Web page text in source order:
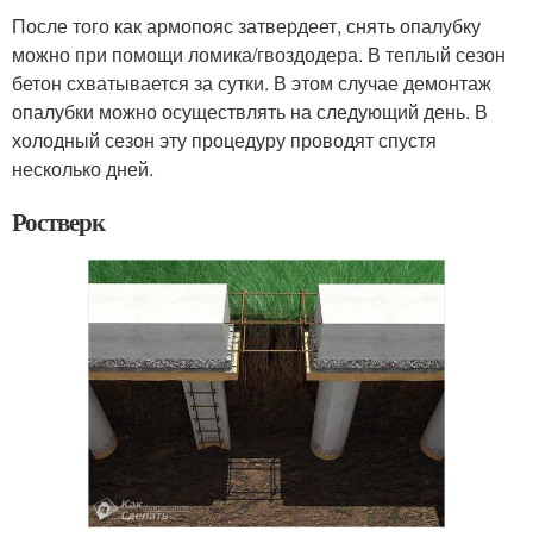
После того как армопояс затвердеет, снять опалубку
можно при помощи ломика/гвоздодера. В теплый сезон
бетон схватывается за сутки. В этом случае демонтаж
опалубки можно осуществлять на следующий день. В
холодный сезон эту процедуру проводят спустя
несколько дней.
Ростверк